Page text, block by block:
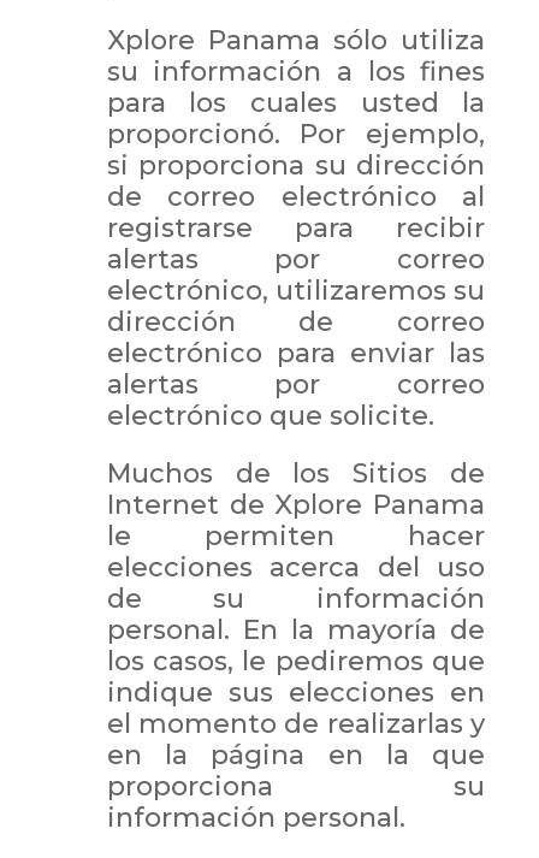
Xplore Panama sólo utiliza
su información a los fines
para los cuales usted la
proporcionó. Por ejemplo,
si proporciona su dirección
de correo electrónico al
registrarse para recibir
alertas por correo
electrónico, utilizaremos su
dirección de correo
electrónico para enviar las
alertas por correo
electrónico que solicite.
Muchos de los Sitios de
Internet de Xplore Panama
le permiten hacer
elecciones acerca del uso
de su información
personal. En la mayoría de
los casos, le pediremos que
indique sus elecciones en
el momento de realizarlas y
en la página en la que
proporciona su
información personal.